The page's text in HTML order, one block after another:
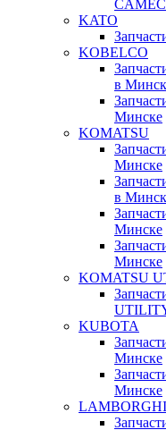
KATO
KOBELCO
в
Минске
KOMATSU
Минске
в
Минске
Минске
KOMATSU
KUBOTA
Минске
Минске